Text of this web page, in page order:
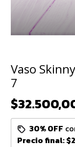
Vaso
7
30% OFF
Precio final: